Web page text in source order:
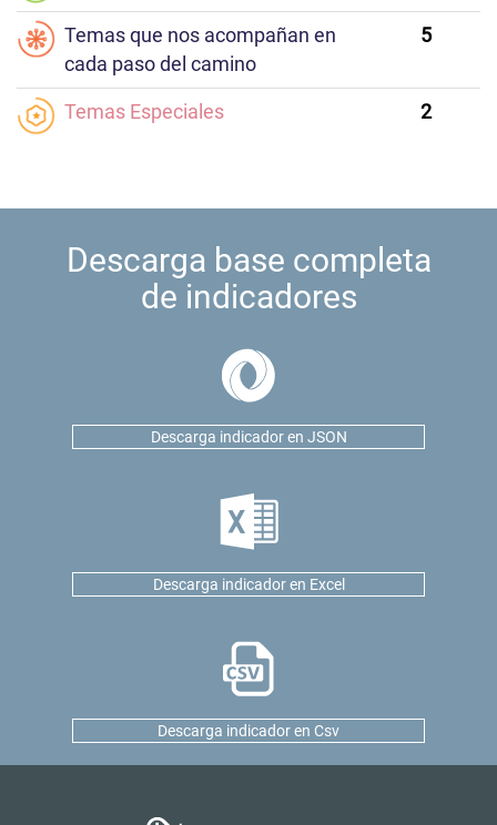
Temas que nos acompañan en
cada paso del camino
5
Temas Especiales 2
Descarga base completa
de indicadores
Descarga indicador en JSON
Descarga indicador en Excel
Descarga indicador en Csv